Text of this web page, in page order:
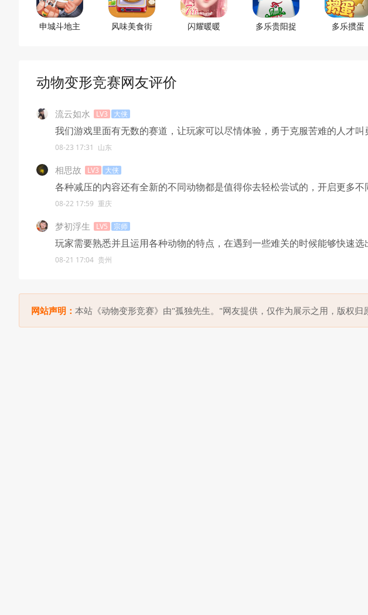
申城斗地主 风味美食街 闪耀暖暖
多乐贵阳捉
多乐掼蛋
动物变形竞赛网友评价
流云如水 LV3 大侠
我们游戏里面有无数的赛道，让玩家可以尽情体验，勇于克服苦难的人才
08-23 17:31 山东
相思故 LV3 大侠
各种减压的内容还有全新的不同动物都是值得你去轻松尝试的，开启更多
08-22 17:59 重庆
梦初浮生 LV5 宗师
玩家需要熟悉并且运用各种动物的特点，在遇到一些难关的时候能够快速
08-21 17:04 贵州
网站声明： 本站《动物变形竞赛》由"孤独先生。"网友提供，仅作为展示之用，版权归